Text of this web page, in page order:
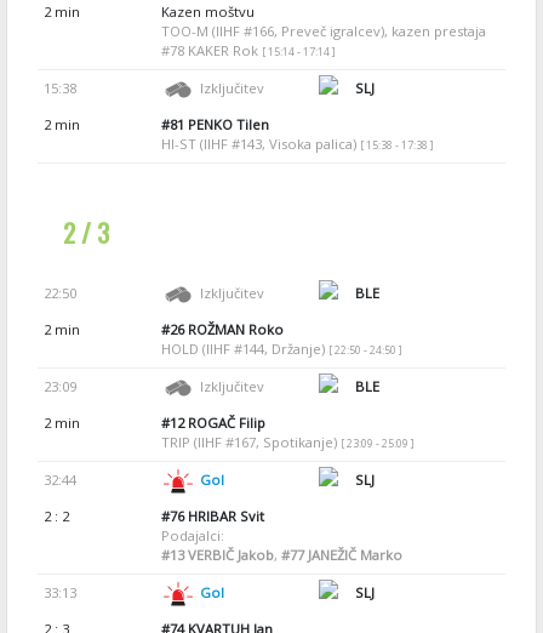
2 min
Kazen moštvu
TOO-M (IIHF #166, Preveč igralcev), kazen prestaja
#78 KAKER Rok [ 15:14 - 17:14 ]
15:38 Izključitev
SLJ
2 min
#81 PENKO Tilen
HI-ST (IIHF #143, Visoka palica) [ 15:38 - 17:38 ]
2 / 3
22:50 Izključitev
BLE
2 min
#26ROŽMAN Roko
HOLD (IIHF #144, Držanje) [ 22:50 - 24:50 ]
23:09 Izključitev
BLE
2 min
#12ROGAČ Filip
TRIP (IIHF #167, Spotikanje) [ 23:09 - 25:09 ]
32:44 Gol
SLJ
2 : 2
#76HRIBAR Svit
Podajalci:
#13VERBIČ Jakob, #77JANEŽIČ Marko
33:13 Gol
SLJ
2 : 3
#74KVARTUH Jan